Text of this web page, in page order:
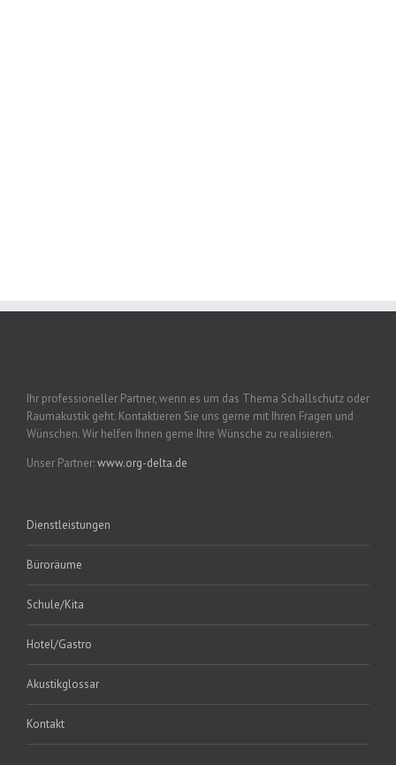
Ihr professioneller Partner, wenn es um das Thema Schallschutz oder
Raumakustik geht. Kontaktieren Sie uns gerne mit Ihren Fragen und
Wünschen. Wir helfen Ihnen gerne Ihre Wünsche zu realisieren.
Unser Partner:www.org-delta.de
Dienstleistungen
Büroräume
Schule/Kita
Hotel/Gastro
Akustikglossar
Kontakt